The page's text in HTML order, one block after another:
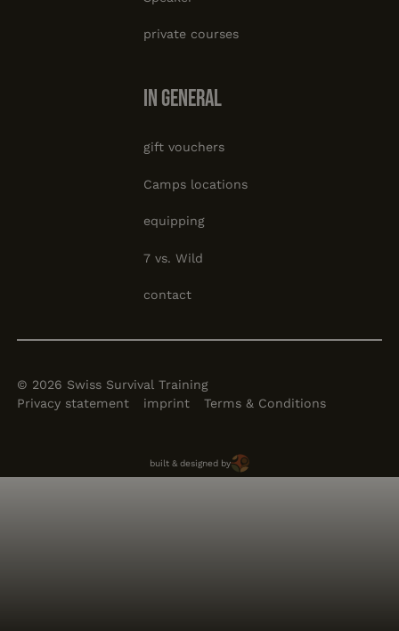
private courses
In general
gift vouchers
Camps locations
equipping
7 vs. Wild
contact
© 2026 Swiss Survival Training
Privacy statement
imprint Terms & Conditions
built & designed by